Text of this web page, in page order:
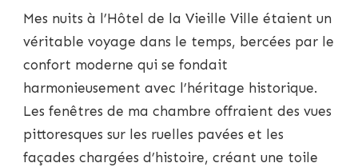
Mes nuits à l’Hôtel de la Vieille Ville étaient un
véritable voyage dans le temps, bercées par le
confort moderne qui se fondait
harmonieusement avec l’héritage historique.
Les fenêtres de ma chambre offraient des vues
pittoresques sur les ruelles pavées et les
façades chargées d’histoire, créant une toile